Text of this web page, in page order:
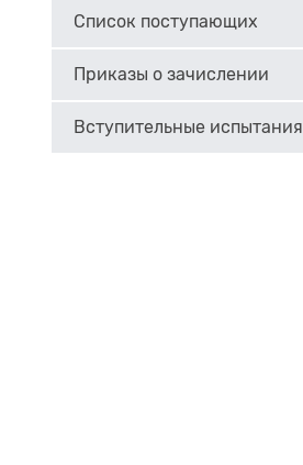
Список поступающих
Приказы о зачислении
Вступительные испытания